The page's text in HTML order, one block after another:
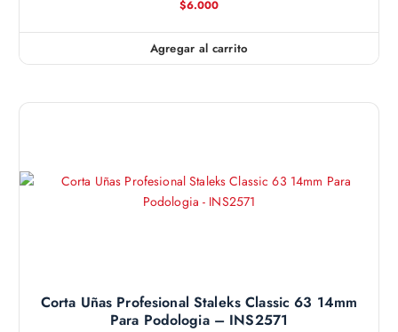
$6.000
Agregar al carrito
Corta Uñas Profesional Staleks Classic 63 14mm
Para Podologia – INS2571